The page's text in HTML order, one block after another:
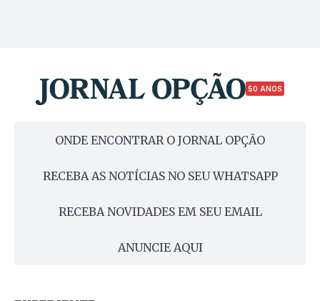
50 ANOS
ONDE ENCONTRAR O JORNAL OPÇÃO
RECEBA AS NOTÍCIAS NO SEU WHATSAPP
RECEBA NOVIDADES EM SEU EMAIL
ANUNCIE AQUI